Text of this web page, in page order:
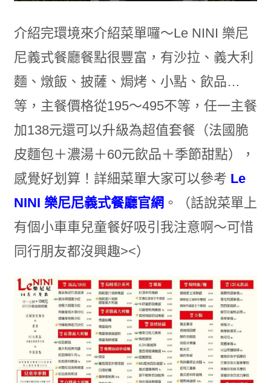
介紹完環境來介紹菜單囉～Le NINI 樂尼
尼義式餐廳餐點很豐富，有沙拉、義大利
麵、燉飯、披薩、焗烤、小點、飲品…
等，主餐價格從195～495不等，任一主餐
加138元還可以升級為超值套餐（法國脆
皮麵包＋濃湯＋60元飲品＋季節甜點），
感覺好划算！詳細菜單大家可以參考 Le
NINI 樂尼尼義式餐廳官網 。（話說菜單上
有個小車車兒童餐好吸引我注意啊～可惜
同行朋友都沒興趣><）